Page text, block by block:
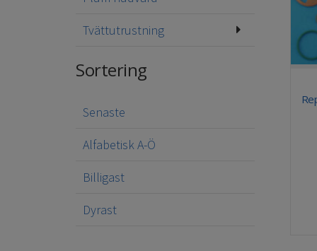
Tvättutrustning
Sortering
Senaste
Alfabetisk A-Ö
Billigast
Dyrast